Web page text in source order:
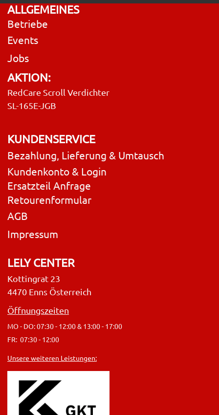
ALLGEMEINES
Betriebe
Events
Jobs
AKTION:
RedCare Scroll Verdichter
SL-165E-JGB
KUNDENSERVICE
Bezahlung, Lieferung & Umtausch
Kundenkonto & Login
Ersatzteil Anfrage
Retourenformular
AGB
Impressum
LELY CENTER
Kottingrat 23
4470 Enns Österreich
Öffnungszeiten
MO - DO: 07:30 - 12:00 & 13:00 - 17:00
FR: 07:30 - 12:00
Unsere weiteren Leistungen: